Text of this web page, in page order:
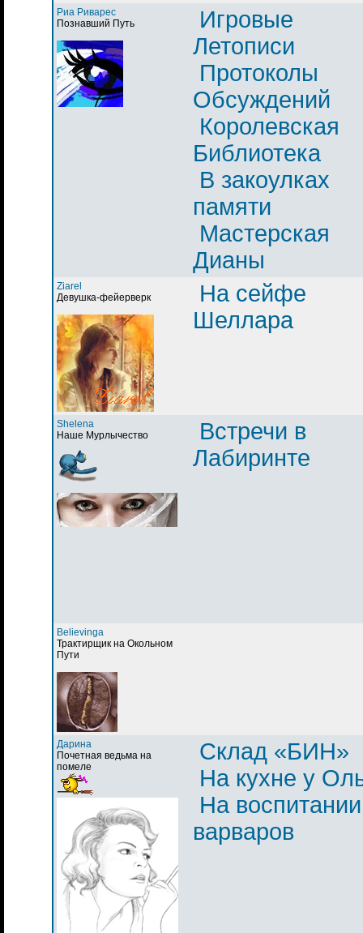
Риа Риварес
Познавший Путь
Игровые
Летописи
Протоколы
Обсуждений
Королевская
Библиотека
В закоулках
памяти
Мастерская
Дианы
Ziarel
Девушка-фейерверк
На сейфе
Шеллара
Shelena
Наше Мурлычество
Встречи в
Лабиринте
Believinga
Трактирщик на Окольном
Пути
Дарина
Почетная ведьма на
помеле
Склад «БИН»
На кухне у
На
варваров